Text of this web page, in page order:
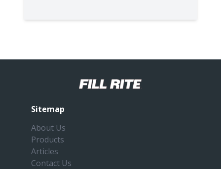
Sitemap
About Us
Products
Articles
Contact Us